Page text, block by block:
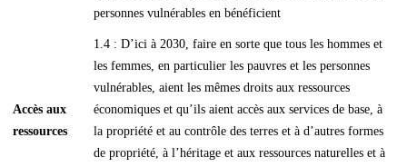
personnes vulnérables en bénéficient
Accès aux
ressources
1.4 : D’ici à 2030, faire en sorte que tous les hommes et
les femmes, en particulier les pauvres et les personnes
vulnérables, aient les mêmes droits aux ressources
économiques et qu’ils aient accès aux services de base, à
la propriété et au contrôle des terres et à d’autres formes
de propriété, à l’héritage et aux ressources naturelles et à